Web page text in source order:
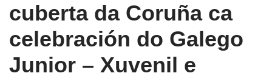
cuberta da Coruña ca
celebración do Galego
Junior – Xuvenil e